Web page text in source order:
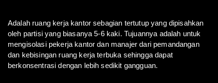
Adalah ruang kerja kantor sebagian tertutup yang dipisahkan
oleh partisi yang biasanya 5-6 kaki. Tujuannya adalah untuk
mengisolasi pekerja kantor dan manajer dari pemandangan
dan kebisingan ruang kerja terbuka sehingga dapat
berkonsentrasi dengan lebih sedikit gangguan.